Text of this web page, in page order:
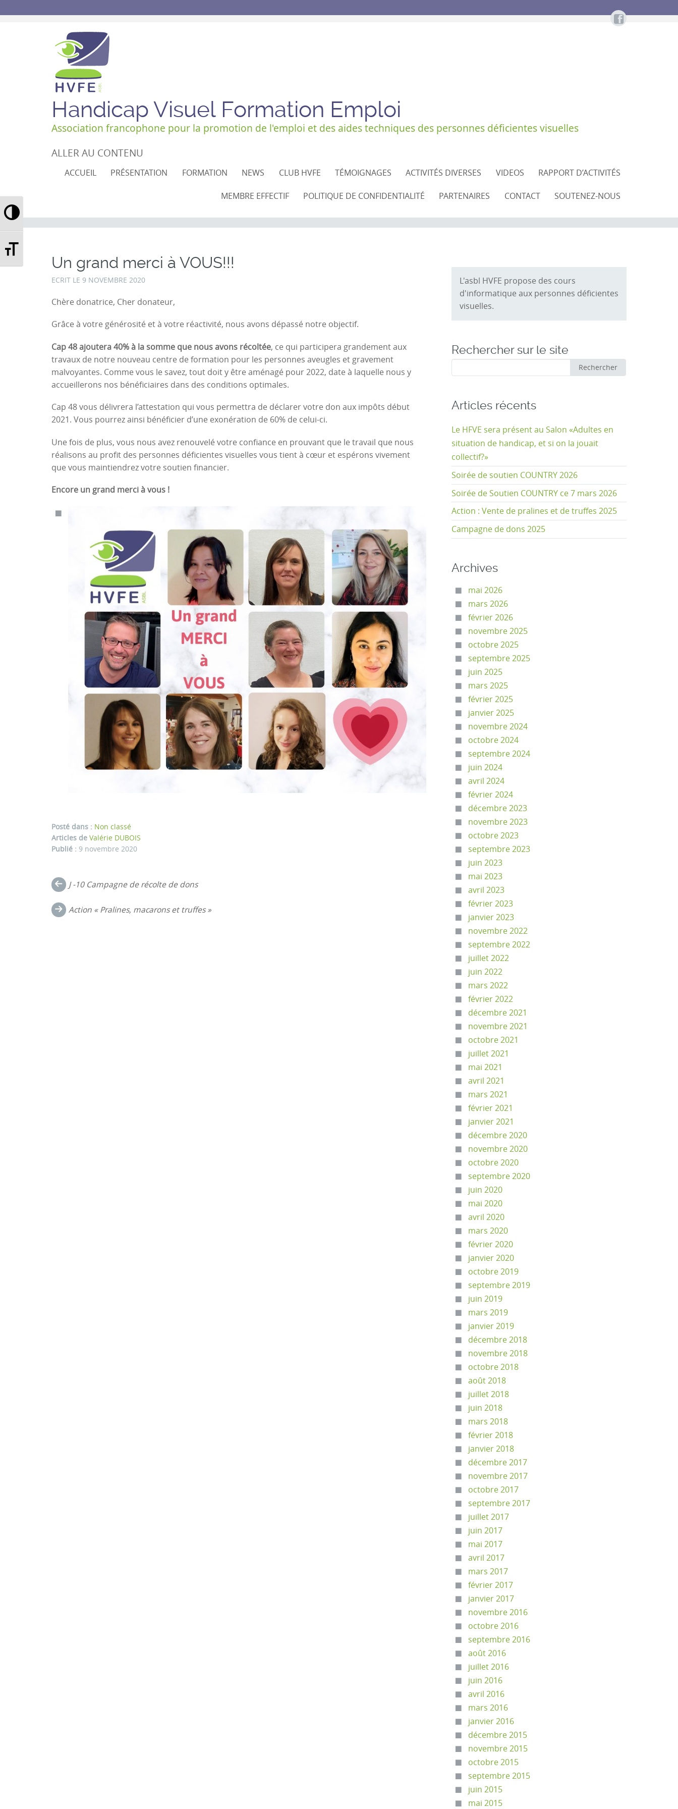
Passer en contraste élevé
Changer la taille de la police
Handicap Visuel Formation Emploi
Association francophone pour la promotion de l'emploi et des aides techniques des personnes déficientes visuelles
ALLER AU CONTENU
ACCUEIL PRÉSENTATION FORMATION NEWS CLUB HVFE TÉMOIGNAGES ACTIVITÉS DIVERSES VIDEOS RAPPORT D’ACTIVITÉS
MEMBRE EFFECTIF POLITIQUE DE CONFIDENTIALITÉ PARTENAIRES CONTACT SOUTENEZ-NOUS
Un grand merci à VOUS!!!
ECRIT LE 9 NOVEMBRE 2020
Chère donatrice, Cher donateur,
Grâce à votre générosité et à votre réactivité, nous avons dépassé notre objectif.
Cap 48 ajoutera 40% à la somme que nous avons récoltée, ce qui participera grandement aux
travaux de notre nouveau centre de formation pour les personnes aveugles et gravement
malvoyantes. Comme vous le savez, tout doit y être aménagé pour 2022, date à laquelle nous y
accueillerons nos bénéficiaires dans des conditions optimales.
Cap 48 vous délivrera l’attestation qui vous permettra de déclarer votre don aux impôts début
2021. Vous pourrez ainsi bénéficier d’une exonération de 60% de celui-ci.
Une fois de plus, vous nous avez renouvelé votre confiance en prouvant que le travail que nous
réalisons au profit des personnes déficientes visuelles vous tient à cœur et espérons vivement
que vous maintiendrez votre soutien financier.
Encore un grand merci à vous !
Posté dans : Non classé
Articles de Valérie DUBOIS
Publié : 9 novembre 2020
Navigation
dans
les
J -10 Campagne de récolte de dons
Action « Pralines, macarons et truffes »
L'asbl HVFE propose des cours
d'informatique aux personnes déficientes
visuelles.
Rechercher sur le site
:
Rechercher
Articles récents
Le HFVE sera présent au Salon «Adultes en
situation de handicap, et si on la jouait
collectif?»
Soirée de soutien COUNTRY 2026
Soirée de Soutien COUNTRY ce 7 mars 2026
Action : Vente de pralines et de truffes 2025
Campagne de dons 2025
Archives
mai 2026
mars 2026
février 2026
novembre 2025
octobre 2025
septembre 2025
juin 2025
mars 2025
février 2025
janvier 2025
novembre 2024
octobre 2024
septembre 2024
juin 2024
avril 2024
février 2024
décembre 2023
novembre 2023
octobre 2023
septembre 2023
juin 2023
mai 2023
avril 2023
février 2023
janvier 2023
novembre 2022
septembre 2022
juillet 2022
juin 2022
mars 2022
février 2022
décembre 2021
novembre 2021
octobre 2021
juillet 2021
mai 2021
avril 2021
mars 2021
février 2021
janvier 2021
décembre 2020
novembre 2020
octobre 2020
septembre 2020
juin 2020
mai 2020
avril 2020
mars 2020
février 2020
janvier 2020
octobre 2019
septembre 2019
juin 2019
mars 2019
janvier 2019
décembre 2018
novembre 2018
octobre 2018
août 2018
juillet 2018
juin 2018
mars 2018
février 2018
janvier 2018
décembre 2017
novembre 2017
octobre 2017
septembre 2017
juillet 2017
juin 2017
mai 2017
avril 2017
mars 2017
février 2017
janvier 2017
novembre 2016
octobre 2016
septembre 2016
août 2016
juillet 2016
juin 2016
avril 2016
mars 2016
janvier 2016
décembre 2015
novembre 2015
octobre 2015
septembre 2015
juin 2015
mai 2015